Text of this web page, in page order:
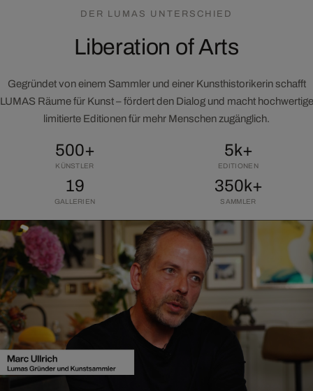
DER LUMAS UNTERSCHIED
Liberation of Arts
Gegründet von einem Sammler und einer Kunsthistorikerin schafft
LUMAS Räume für Kunst – fördert den Dialog und macht hochwertige
limitierte Editionen für mehr Menschen zugänglich.
500+
KÜNSTLER
5k+
EDITIONEN
19
GALLERIEN
350k+
SAMMLER